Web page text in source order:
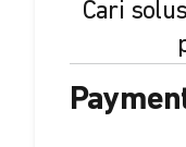
Cari